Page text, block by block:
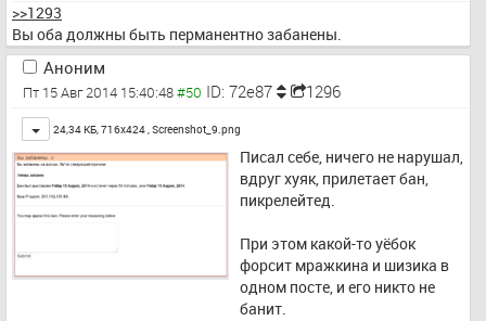
>>1293
Вы оба должны быть перманентно забанены.
Аноним
Пт 15 Авг 2014 15:40:48 ID: 72e87 1296
Toggle
24,34 КБ, 716x424 ,Screenshot_9.png
Писал себе, ничего не нарушал,
вдруг хуяк, прилетает бан,
пикрелейтед.
При этом какой-то уёбок
форсит мражкина и шизика в
одном посте, и его никто не
банит.